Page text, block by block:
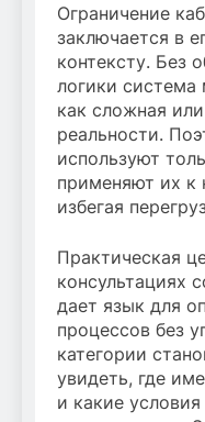
Ограничение
заключается в
контексту. Без
логики
как сложная
реальности.
используют
применяют их к
избегая
Практическая
консультациях
дает язык для
процессов без
категории
увидеть, где
и какие